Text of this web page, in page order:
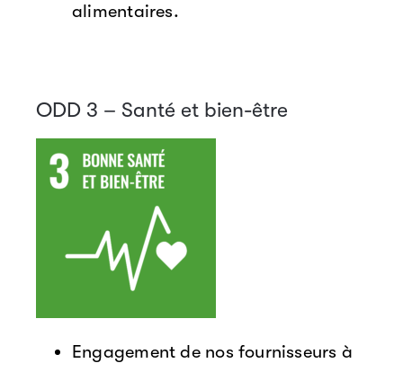
alimentaires.
ODD 3 – Santé et bien-être
Engagement de nos fournisseurs à